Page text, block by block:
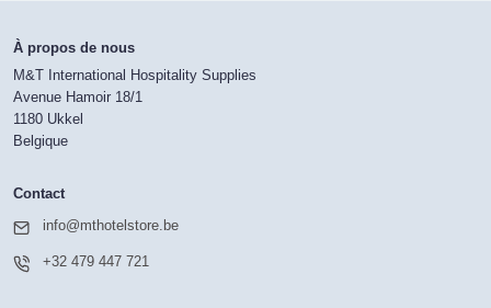
À propos de nous
M&T International Hospitality Supplies
Avenue Hamoir 18/1
1180 Ukkel
Belgique
Contact
info@mthotelstore.be
+32 479 447 721